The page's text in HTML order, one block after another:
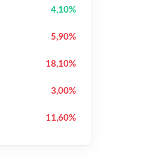
4,10%
5,90%
18,10%
3,00%
11,60%